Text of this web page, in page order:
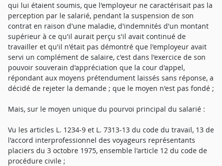
qui lui étaient soumis, que l'employeur ne caractérisait pas la
perception par le salarié, pendant la suspension de son
contrat en raison d'une maladie, d'indemnités d'un montant
supérieur à ce qu'il aurait perçu s'il avait continué de
travailler et qu'il n'était pas démontré que l'employeur avait
servi un complément de salaire, c'est dans l'exercice de son
pouvoir souverain d'appréciation que la cour d'appel,
répondant aux moyens prétendument laissés sans réponse, a
décidé de rejeter la demande ; que le moyen n'est pas fondé ;
Mais, sur le moyen unique du pourvoi principal du salarié :
Vu les articles L. 1234-9 et L. 7313-13 du code du travail, 13 de
l'accord interprofessionnel des voyageurs représentants
placiers du 3 octobre 1975, ensemble l'article 12 du code de
procédure civile ;